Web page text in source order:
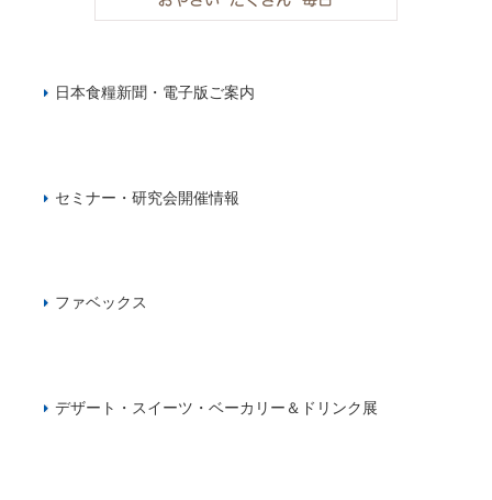
日本食糧新聞・電子版ご案内
セミナー・研究会開催情報
ファベックス
デザート・スイーツ・ベーカリー＆ドリンク展